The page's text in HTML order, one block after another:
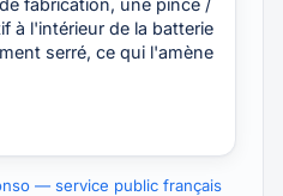
à l'intérieur de la batterie
serré, ce qui l'amène
— service public français